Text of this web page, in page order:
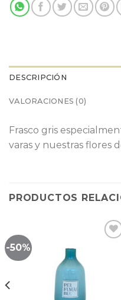
DESCRIPCIÓN
VALORACIONES (0)
Frasco gris
varas y nuestras flores
PRODUCTOS
-50%
seguimiento